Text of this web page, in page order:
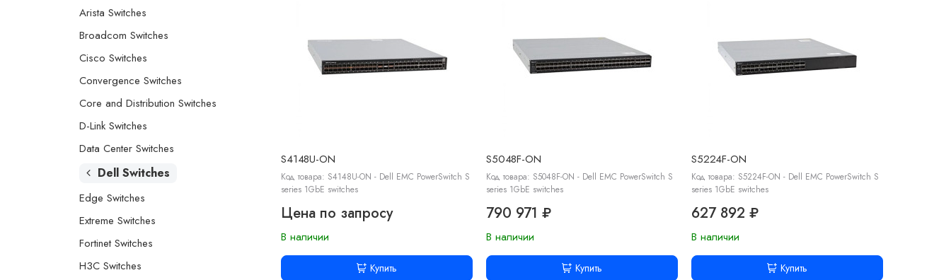
Arista Switches
Broadcom Switches
Cisco Switches
Convergence Switches
Core and Distribution Switches
D-Link Switches
Data Center Switches
Dell Switches
Edge Switches
Extreme Switches
Fortinet Switches
H3C Switches
S4148U-ON
Код товара: S4148U-ON - Dell EMC PowerSwitch S
series 1GbE switches
Цена по запросу
В наличии
Купить
S5048F-ON
Код товара: S5048F-ON - Dell EMC PowerSwitch S
series 1GbE switches
790 971 ₽
В наличии
Купить
S5224F-ON
Код товара: S5224F-ON - Dell EMC PowerSwitch S
series 1GbE switches
627 892 ₽
В наличии
Купить